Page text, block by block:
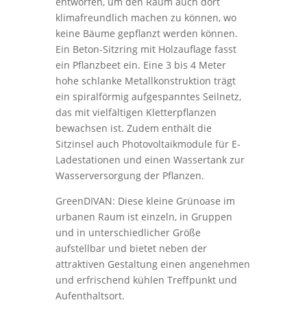
klimafreundlich machen zu können, wo
keine Bäume gepflanzt werden können.
Ein Beton-Sitzring mit Holzauflage fasst
ein Pflanzbeet ein. Eine 3 bis 4 Meter
hohe schlanke Metallkonstruktion trägt
ein spiralförmig aufgespanntes Seilnetz,
das mit vielfältigen Kletterpflanzen
bewachsen ist. Zudem enthält die
Sitzinsel auch Photovoltaikmodule für E-
Ladestationen und einen Wassertank zur
Wasserversorgung der Pflanzen.
GreenDIVAN: Diese kleine Grünoase im
urbanen Raum ist einzeln, in Gruppen
und in unterschiedlicher Größe
aufstellbar und bietet neben der
attraktiven Gestaltung einen angenehmen
und erfrischend kühlen Treffpunkt und
Aufenthaltsort.